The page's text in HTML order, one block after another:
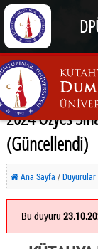
2024 Özyes
(Güncellendi)
Ana Sayfa /Duyurular
Bu duyuru